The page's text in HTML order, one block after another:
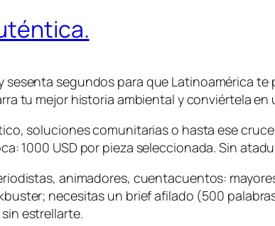
sesenta segundos para que Latinoamérica
tu mejor historia ambiental y conviértela
soluciones comunitarias o hasta ese
1000 USD por pieza seleccionada. Sin
animadores, cuentacuentos:
necesitas un brief afilado (500
estrellarte.